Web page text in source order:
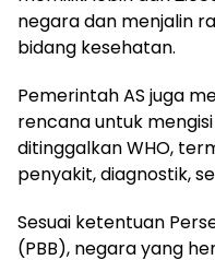
negara dan menjalin
bidang kesehatan.
Pemerintah AS juga
rencana untuk
ditinggalkan WHO,
penyakit, diagnostik,
Sesuai ketentuan
(PBB), negara yang